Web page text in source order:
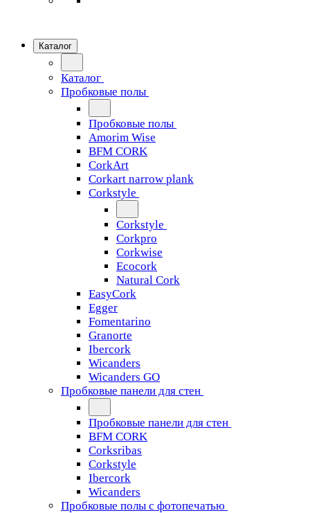
Каталог
Каталог
Пробковые полы
Пробковые полы
Amorim Wise
BFM CORK
CorkArt
Corkart narrow plank
Corkstyle
Corkstyle
Corkpro
Corkwise
Ecocork
Natural Cork
EasyCork
Egger
Fomentarino
Granorte
Ibercork
Wicanders
Wicanders GO
Пробковые панели для стен
Пробковые панели для стен
BFM CORK
Corksribas
Corkstyle
Ibercork
Wicanders
Пробковые полы с фотопечатью